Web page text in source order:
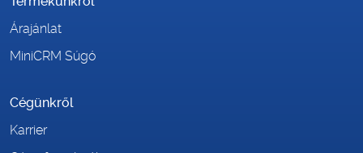
Árajánlat
MiniCRM Súgó
Cégünkről
Karrier